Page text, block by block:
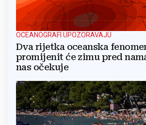
OCEANOGRAFI UPOZORAVAJU
Dva rijetka oceanska
promijenit će zimu pred
nas očekuje